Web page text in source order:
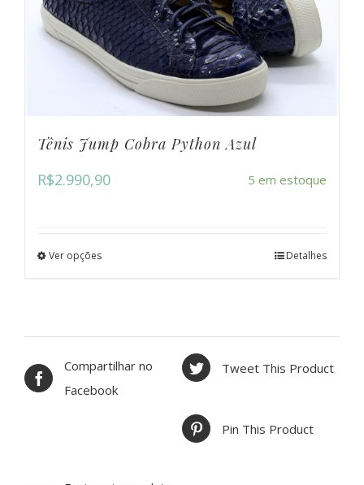
Tênis Jump Cobra Python Azul
R$2.990,90 5 em estoque
Ver opções Detalhes
Compartilhar no
Facebook
Tweet This Product
Pin This Product